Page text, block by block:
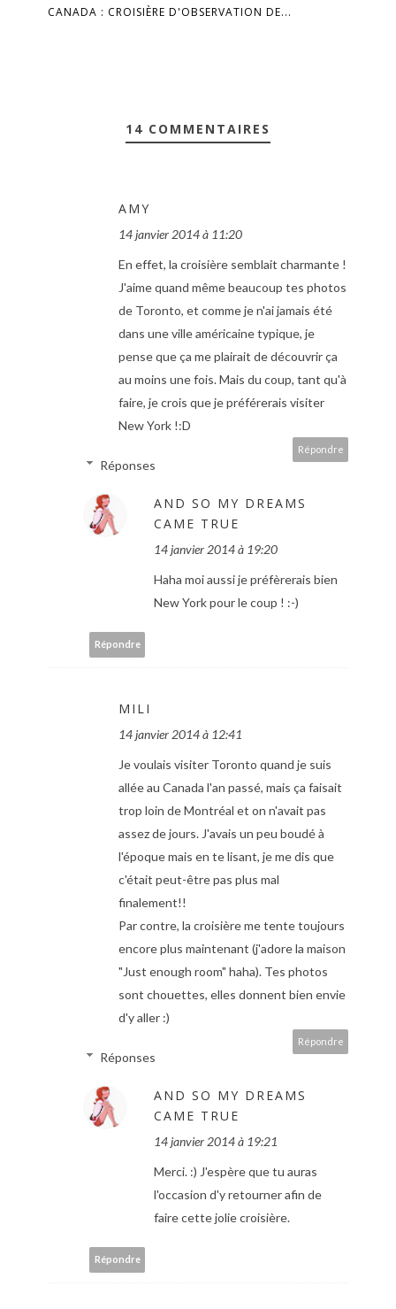
CANADA : CROISIÈRE D'OBSERVATION DE...
14 COMMENTAIRES
AMY
14 janvier 2014 à 11:20
En effet, la croisière semblait charmante !
J'aime quand même beaucoup tes photos
de Toronto, et comme je n'ai jamais été
dans une ville américaine typique, je
pense que ça me plairait de découvrir ça
au moins une fois. Mais du coup, tant qu'à
faire, je crois que je préférerais visiter
New York !:D
Répondre
Réponses
AND SO MY DREAMS
CAME TRUE
14 janvier 2014 à 19:20
Haha moi aussi je préfèrerais bien
New York pour le coup ! :-)
Répondre
MILI
14 janvier 2014 à 12:41
Je voulais visiter Toronto quand je suis
allée au Canada l'an passé, mais ça faisait
trop loin de Montréal et on n'avait pas
assez de jours. J'avais un peu boudé à
l'époque mais en te lisant, je me dis que
c'était peut-être pas plus mal
finalement!!
Par contre, la croisière me tente toujours
encore plus maintenant (j'adore la maison
"Just enough room" haha). Tes photos
sont chouettes, elles donnent bien envie
d'y aller :)
Répondre
Réponses
AND SO MY DREAMS
CAME TRUE
14 janvier 2014 à 19:21
Merci. :) J'espère que tu auras
l'occasion d'y retourner afin de
faire cette jolie croisière.
Répondre